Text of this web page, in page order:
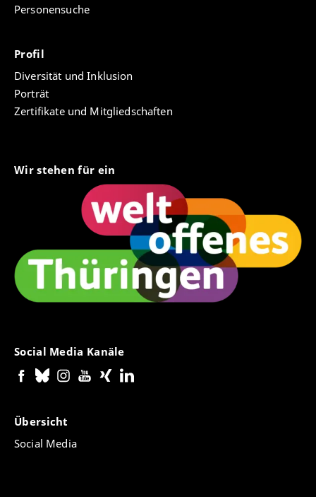
Personensuche
Profil
Diversität und Inklusion
Porträt
Zertifikate und Mitgliedschaften
Wir stehen für ein
Social Media Kanäle
Übersicht
Social Media